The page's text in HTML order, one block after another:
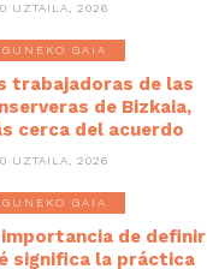
UZTAILA, 2026
GAIA
trabajadoras de las
de Bizkaia,
cerca del acuerdo
UZTAILA, 2026
GAIA
importancia de definir
significa la práctica